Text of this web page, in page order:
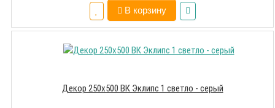
В корзину
Декор 250х500 ВК Эклипс 1 светло - серый